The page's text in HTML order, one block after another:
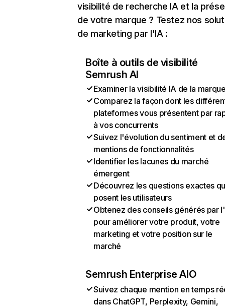
visibilité de recherche IA et la
de votre marque ? Testez nos
de marketing par l'IA :
Boîte à outils de visibilité
Semrush AI
Examiner la visibilité IA de la
Comparez la façon dont les
plateformes vous présentent par
à vos concurrents
Suivez l'évolution du sentiment et
mentions de fonctionnalités
Identifier les lacunes du marché
émergent
Découvrez les questions exactes
posent les utilisateurs
Obtenez des conseils générés par
pour améliorer votre produit, votre
marketing et votre position sur le
marché
Semrush Enterprise AIO
Suivez chaque mention en temps
dans ChatGPT, Perplexity, Gemini,